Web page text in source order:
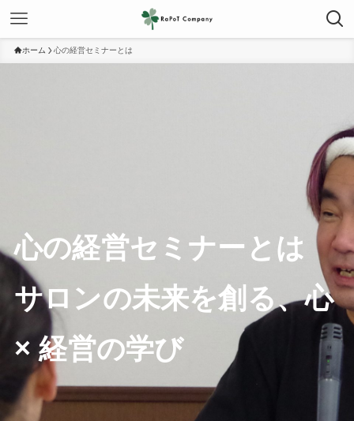
ホーム 心の経営セミナーとは
心の経営セミナーとは
サロンの未来を創る、心
× 経営の学び